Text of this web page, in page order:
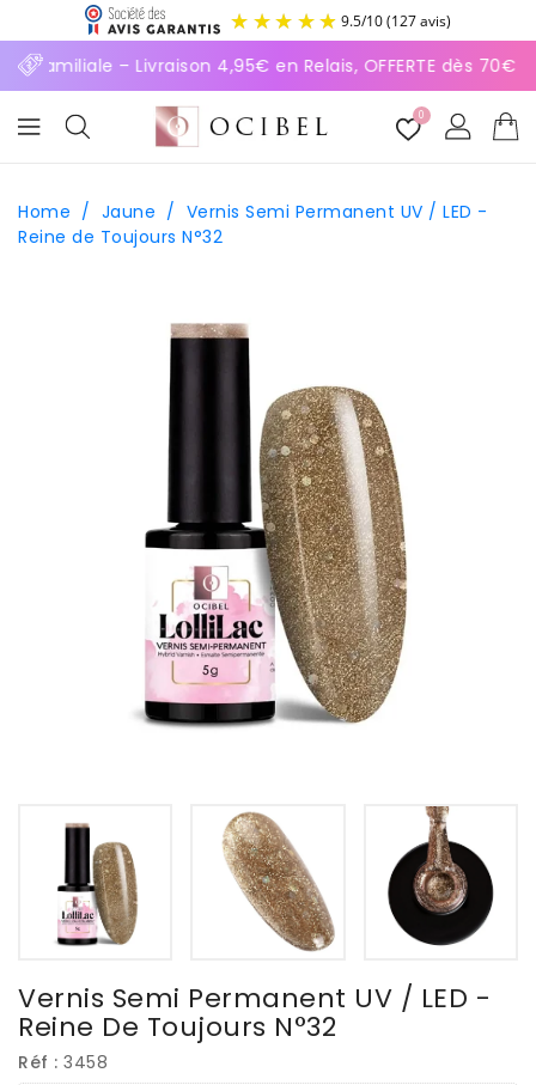
9.5/10
familiale – Livraison 4,95€ en Relais, OFFERTE dès 70€
0
Home / Jaune / Vernis Semi Permanent UV / LED -
Reine de Toujours N°32
Vernis Semi Permanent UV / LED -
Reine De Toujours N°32
Réf : 3458